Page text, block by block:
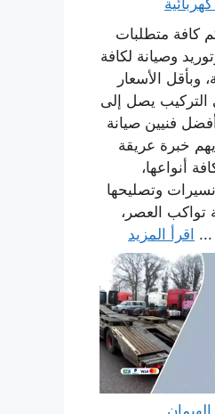
كافة متطلبات
وصيانة لكافة
وبأقل الأسعار
يصل إلى
فنيين صيانة
خبرة عريقة
أنواعها،
وتصليحها
تواكب العصر،
... اقرأ المزيد